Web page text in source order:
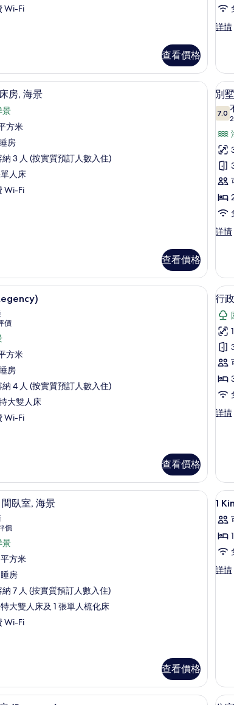
Wi-Fi
查看價格
臥
室
相
片
詳情
公
臥
室
詳
情
簾/窗簾 迷你吧、房內夾萬、手提電腦工作空間、
房, 海景
景
方米
房
納 3 人 (按實質預訂人數入住)
人床
Wi-Fi
查看價格
載
入
所
有
別
墅,
3
間
臥
室,
泳
池,
海
景
的
相
片
8
別
7.07.0
詳情
別
臥
室,
私
人
泳
池,
海
景
詳
情
滿分 10 分
價
方米
房
納 4 人 (按實質預訂人數入住)
大雙人床
Wi-Fi
查看價格
載
入
所
有
行
政
公
3
的
相
片
7
行
詳情
行
臥
室
情
工作空間、遮光窗簾/窗簾公寓, 3 間臥室, 海景 | 迷你吧、房內夾萬
臥室, 海景
分 10 分
價
景
方米
房
納 7 人 (按實質預訂人數入住)
大雙人床及 1 張單人梳化床
Wi-Fi
查看價格
載
入
所
有
相
5
1
詳情
1
簾/窗簾 行政套房 (Regency) | 迷你吧、房內夾萬
載